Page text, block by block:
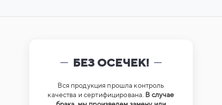
БЕЗ ОСЕЧЕК!
Вся продукция прошла контроль
качества и сертифицирована. В случае